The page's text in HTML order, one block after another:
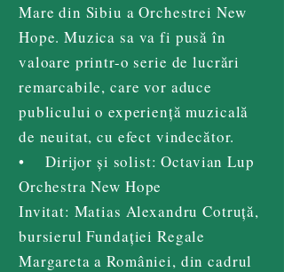
Mare din Sibiu a Orchestrei New
Hope. Muzica sa va fi pusă în
valoare printr-o serie de lucrări
remarcabile, care vor aduce
publicului o experiență muzicală
de neuitat, cu efect vindecător.
• Dirijor și solist: Octavian Lup
Orchestra New Hope
Invitat: Matias Alexandru Cotruță,
bursierul Fundației Regale
Margareta a României, din cadrul